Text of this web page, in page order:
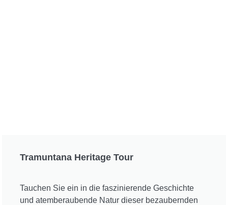
Tramuntana Heritage Tour
Tauchen Sie ein in die faszinierende Geschichte
und atemberaubende Natur dieser bezaubernden